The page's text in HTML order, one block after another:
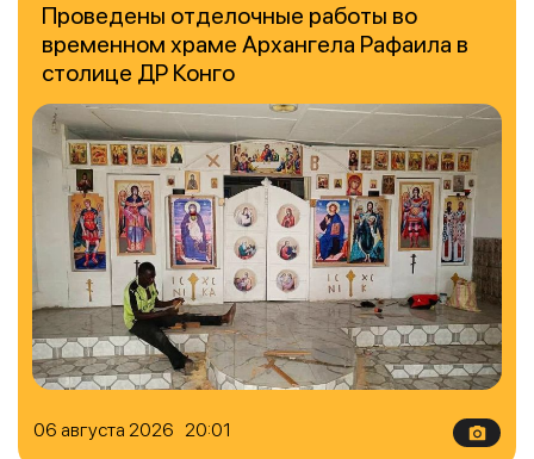
06 августа 2026 20:01
Проведены отделочные работы во
временном храме Архангела Рафаила в
столице ДР Конго